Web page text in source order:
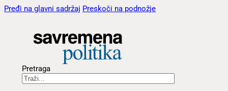
Pređi na glavni sadržaj Preskoči na podnožje
Pretraga